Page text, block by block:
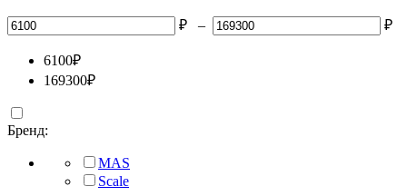
₽ – ₽
6100₽
169300₽
Бренд:
MAS
Scale